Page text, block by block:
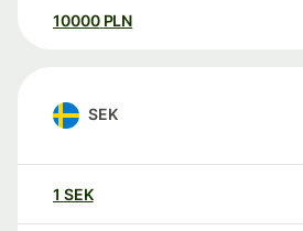
10000 PLN
SEK
1 SEK